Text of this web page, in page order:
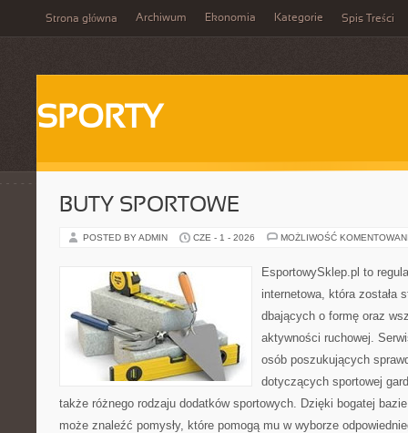
Strona główna Archiwum Ekonomia Kategorie Spis Treści
SPORTY
BUTY SPORTOWE
POSTED BY ADMIN CZE - 1 - 2026 MOŻLIWOŚĆ
EsportowySklep.pl to
internetowa, która została
dbających o formę oraz
aktywności ruchowej.
osób poszukujących
dotyczących sportowej
także różnego rodzaju dodatków sportowych. Dzięki bogatej
może znaleźć pomysły, które pomogą mu w wyborze